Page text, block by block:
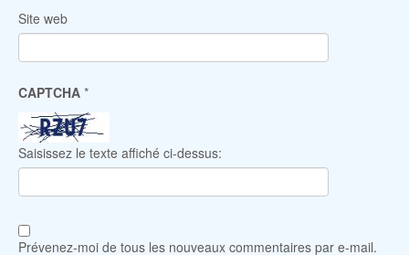
Site web
CAPTCHA *
Saisissez le texte affiché ci-dessus:
Prévenez-moi de tous les nouveaux commentaires par e-mail.